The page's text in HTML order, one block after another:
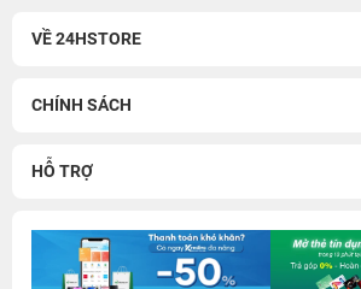
VỀ 24HSTORE
CHÍNH SÁCH
HỖ TRỢ